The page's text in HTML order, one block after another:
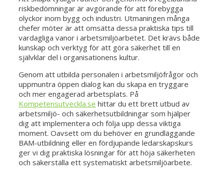
riskbedömningar är avgörande för att förebygga
olyckor inom bygg och industri. Utmaningen många
chefer möter är att omsätta dessa praktiska tips till
vardagliga vanor i arbetsmiljöarbetet. Det krävs både
kunskap och verktyg för att göra säkerhet till en
självklar del i organisationens kultur.
Genom att utbilda personalen i arbetsmiljöfrågor och
uppmuntra öppen dialog kan du skapa en tryggare
och mer engagerad arbetsplats. På
Kompetensutveckla.se hittar du ett brett utbud av
arbetsmiljö- och säkerhetsutbildningar som hjälper
dig att implementera och följa upp dessa viktiga
moment. Oavsett om du behöver en grundläggande
BAM-utbildning eller en fördjupande ledarskapskurs
ger vi dig praktiska lösningar för att höja säkerheten
och säkerställa ett systematiskt arbetsmiljöarbete.